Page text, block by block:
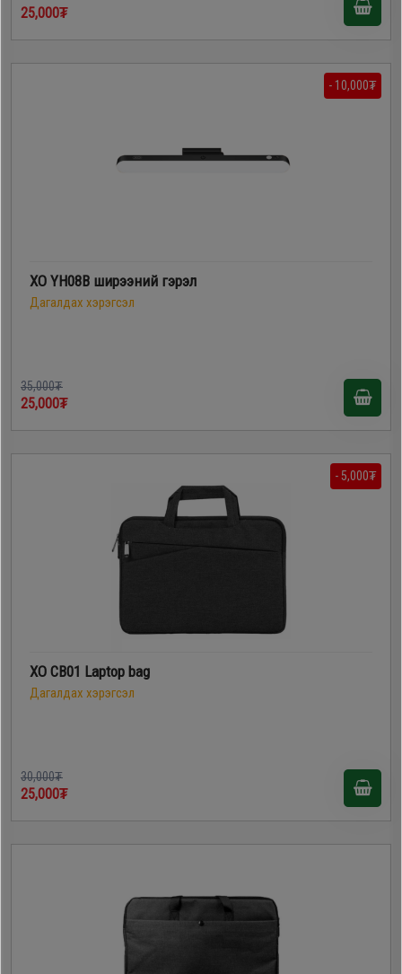
25,000₮
- 10,000₮
XO YH08B ширээний гэрэл
Дагалдах хэрэгсэл
35,000₮
25,000₮
- 5,000₮
XO CB01 Laptop bag
Дагалдах хэрэгсэл
30,000₮
25,000₮